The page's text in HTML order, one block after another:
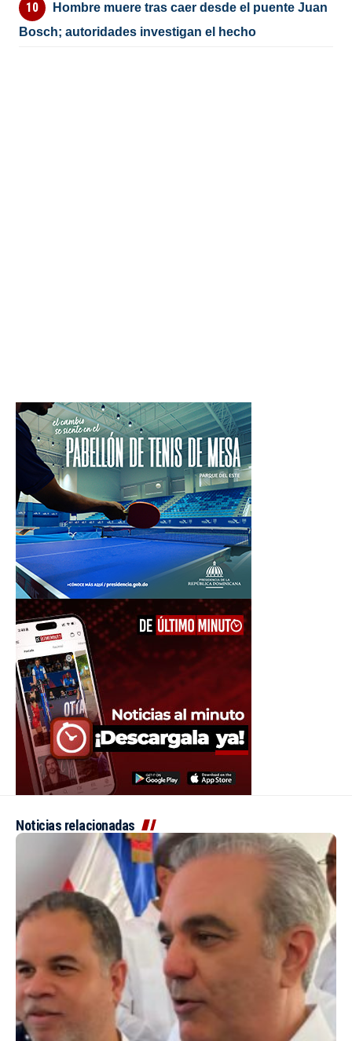
Hombre muere tras caer desde el puente Juan
Bosch; autoridades investigan el hecho
Noticias relacionadas